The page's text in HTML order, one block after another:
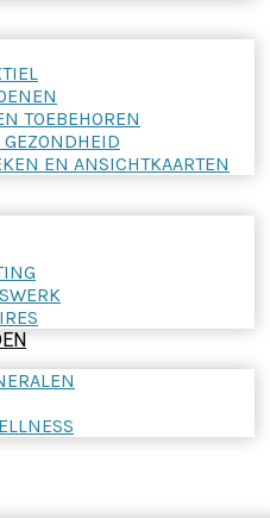
TOEBEHOREN
EN ANSICHTKAARTEN